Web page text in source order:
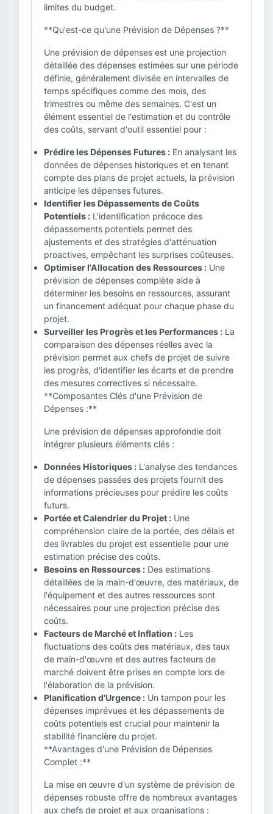
limites du budget.
**Qu'est-ce qu'une Prévision de Dépenses ?**
Une prévision de dépenses est une projection
détaillée des dépenses estimées sur une période
définie, généralement divisée en intervalles de
temps spécifiques comme des mois, des
trimestres ou même des semaines. C'est un
élément essentiel de l'estimation et du contrôle
des coûts, servant d'outil essentiel pour :
Prédire les Dépenses Futures : En analysant les
données de dépenses historiques et en tenant
compte des plans de projet actuels, la prévision
anticipe les dépenses futures.
Identifier les Dépassements de Coûts
Potentiels : L'identification précoce des
dépassements potentiels permet des
ajustements et des stratégies d'atténuation
proactives, empêchant les surprises coûteuses.
Optimiser l'Allocation des Ressources : Une
prévision de dépenses complète aide à
déterminer les besoins en ressources, assurant
un financement adéquat pour chaque phase du
projet.
Surveiller les Progrès et les Performances : La
comparaison des dépenses réelles avec la
prévision permet aux chefs de projet de suivre
les progrès, d'identifier les écarts et de prendre
des mesures correctives si nécessaire.
**Composantes Clés d'une Prévision de
Dépenses :**
Une prévision de dépenses approfondie doit
intégrer plusieurs éléments clés :
Données Historiques : L'analyse des tendances
de dépenses passées des projets fournit des
informations précieuses pour prédire les coûts
futurs.
Portée et Calendrier du Projet : Une
compréhension claire de la portée, des délais et
des livrables du projet est essentielle pour une
estimation précise des coûts.
Besoins en Ressources : Des estimations
détaillées de la main-d'œuvre, des matériaux, de
l'équipement et des autres ressources sont
nécessaires pour une projection précise des
coûts.
Facteurs de Marché et Inflation : Les
fluctuations des coûts des matériaux, des taux
de main-d'œuvre et des autres facteurs de
marché doivent être prises en compte lors de
l'élaboration de la prévision.
Planification d'Urgence : Un tampon pour les
dépenses imprévues et les dépassements de
coûts potentiels est crucial pour maintenir la
stabilité financière du projet.
**Avantages d'une Prévision de Dépenses
Complet :**
La mise en œuvre d'un système de prévision de
dépenses robuste offre de nombreux avantages
aux chefs de projet et aux organisations :